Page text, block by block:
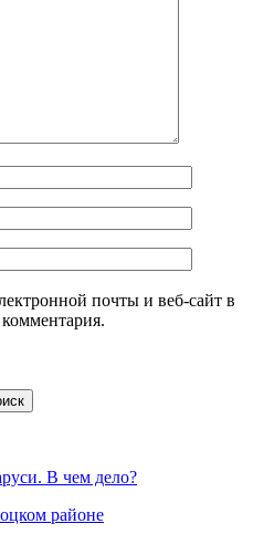
почты и веб-сайт в
В чем дело?
районе